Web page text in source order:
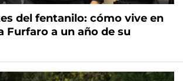
del fentanilo: cómo vive en
Furfaro a un año de su